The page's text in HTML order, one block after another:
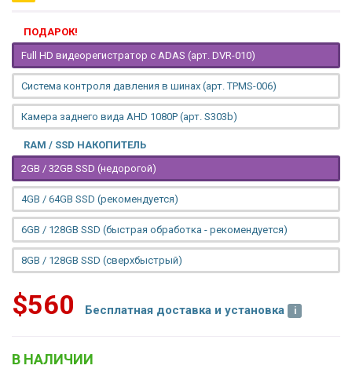
ПОДАРОК!
Full HD видеорегистратор с ADAS (арт. DVR-010)
Система контроля давления в шинах (арт. TPMS-006)
Камера заднего вида AHD 1080P (арт. S303b)
RAM / SSD НАКОПИТЕЛЬ
2GB / 32GB SSD (недорогой)
4GB / 64GB SSD (рекомендуется)
6GB / 128GB SSD (быстрая обработка - рекомендуется)
8GB / 128GB SSD (сверхбыстрый)
$560 Бесплатная доставка и установка
В НАЛИЧИИ